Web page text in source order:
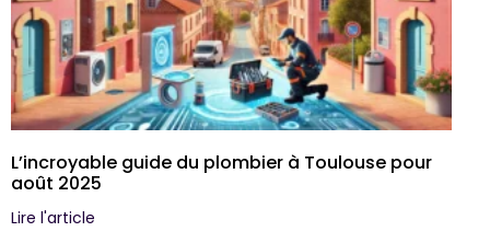
L’incroyable guide du plombier à Toulouse pour
août 2025
Lire l'article